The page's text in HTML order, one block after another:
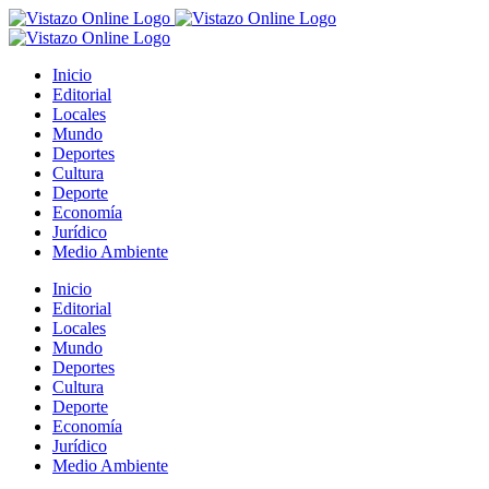
Saltar
al
Inicio
Editorial
Locales
Mundo
Deportes
Cultura
Deporte
Economía
Jurídico
Medio Ambiente
Inicio
Editorial
Locales
Mundo
Deportes
Cultura
Deporte
Economía
Jurídico
Medio Ambiente